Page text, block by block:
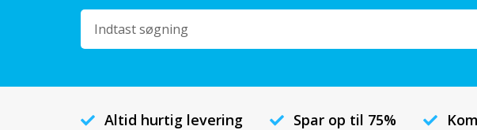
Altid hurtig levering Spar op til 75%